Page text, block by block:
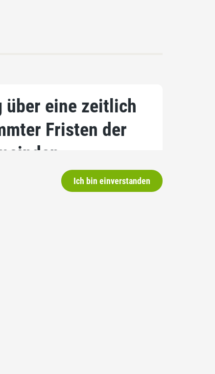
über eine zeitlich
Fristen der
Ich bin einverstanden